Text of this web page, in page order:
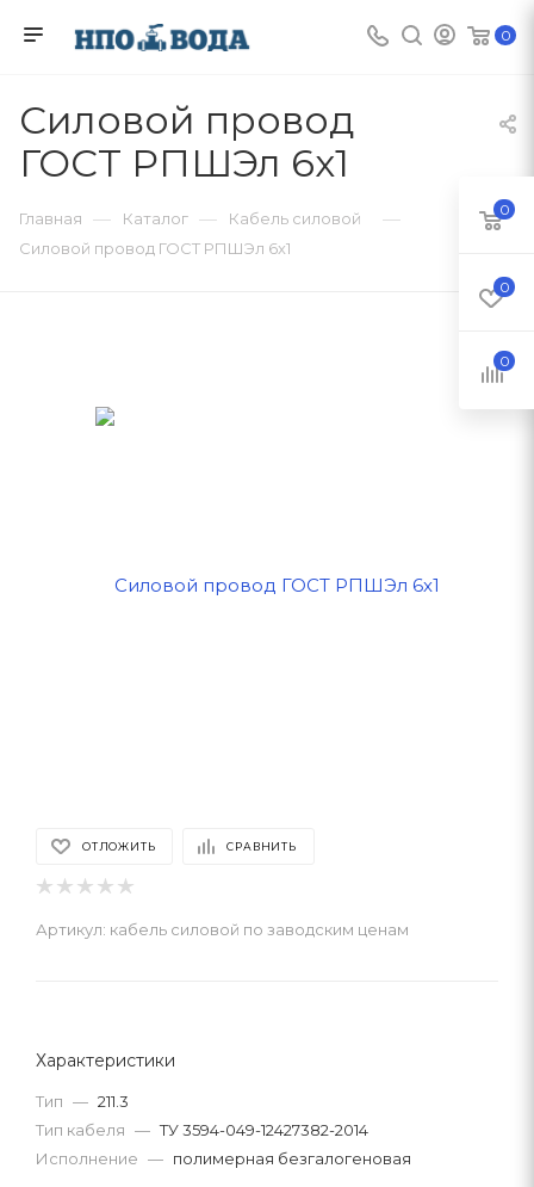
0
Силовой провод
ГОСТ РПШЭл 6х1
Главная — Каталог — Кабель силовой —
Силовой провод ГОСТ РПШЭл 6х1
ОТЛОЖИТЬ СРАВНИТЬ
Артикул: кабель силовой по заводским ценам
Характеристики
Тип — 211.3
Тип кабеля — ТУ 3594-049-12427382-2014
Исполнение — полимерная безгалогеновая
0
0
0